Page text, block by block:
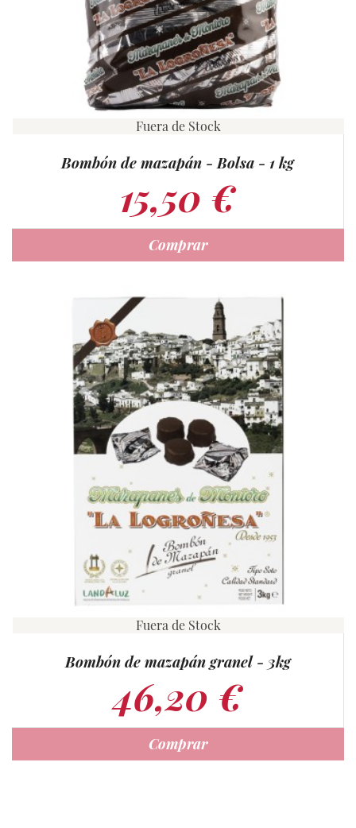
Fuera de Stock
Bombón de mazapán - Bolsa - 1 kg
15,50 €
Comprar
Fuera de Stock
Bombón de mazapán granel - 3kg
46,20 €
Comprar